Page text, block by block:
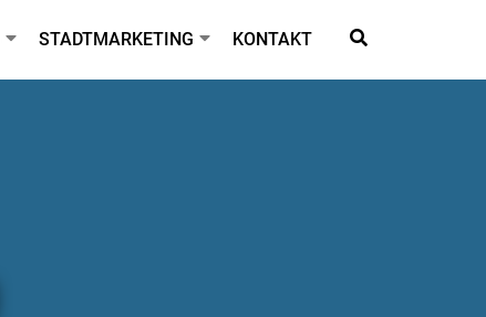
STADTMARKETING KONTAKT